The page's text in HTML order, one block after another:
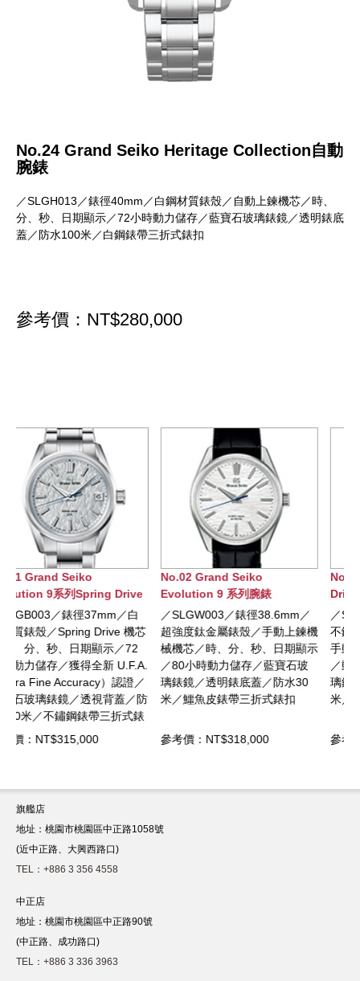
No.24 Grand Seiko Heritage Collection自動
腕錶
／SLGH013／錶徑40mm／白鋼材質錶殼／自動上鍊機芯／時、
分、秒、日期顯示／72小時動力儲存／藍寶石玻璃錶鏡／透明錶底
蓋／防水100米／白鋼錶帶三折式錶扣
參考價：NT$280,000
No.02 Grand Seiko
Evolution 9 系列腕錶
／SLGW003／錶徑38.6mm／
超強度鈦金屬錶殼／手動上鍊機
械機芯／時、分、秒、日期顯示
／80小時動力儲存／藍寶石玻
璃錶鏡／透明錶底蓋／防水30
米／鱷魚皮錶帶三折式錶扣
參考價：NT$318,000
No.03 Grand Seiko Spring
Drive 手動上錬腕錶
／SBGY007／錶徑38.5mm／
不鏽鋼材質錶殼／Spring Drive
手動上鍊機芯／時、分、秒顯示
／動力儲存72小時／藍寶石玻
璃錶鏡／透明錶底蓋／防水30
米／鱷魚皮錶帶三折式錶扣
參考價：NT$242,000
旗艦店
地址：桃園市桃園區中正路1058號
(近中正路、大興西路口)
TEL：+886 3 356 4558
中正店
地址：桃園市桃園區中正路90號
(中正路、成功路口)
TEL：+886 3 336 3963